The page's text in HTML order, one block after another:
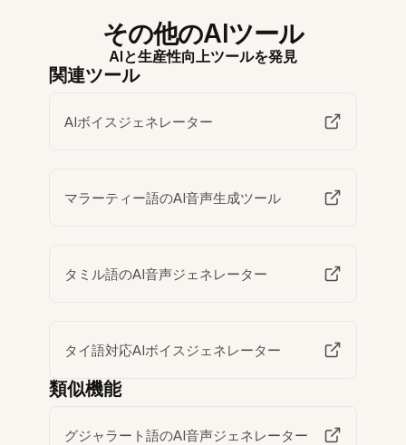
その他のAIツール
AIと生産性向上ツールを発見
関連ツール
AIボイスジェネレーター
マラーティー語のAI音声生成ツール
タミル語のAI音声ジェネレーター
タイ語対応AIボイスジェネレーター
類似機能
グジャラート語のAI音声ジェネレーター